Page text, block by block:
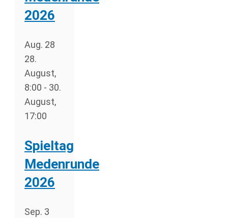
2026
Aug. 28
28.
August,
8:00 - 30.
August,
17:00
Spieltag
Medenrunde
2026
Sep. 3